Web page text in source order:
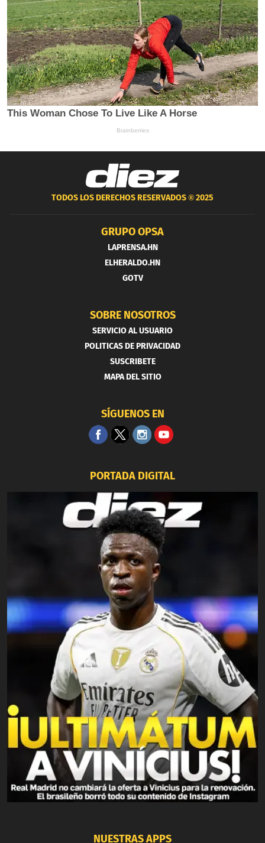
TODOS LOS DERECHOS RESERVADOS ®2025
GRUPO OPSA
LAPRENSA.HN
ELHERALDO.HN
GOTV
SOBRE NOSOTROS
SERVICIO AL USUARIO
POLITICAS DE PRIVACIDAD
SUSCRIBETE
MAPA DEL SITIO
SÍGUENOS EN
PORTADA DIGITAL
NUESTRAS APPS